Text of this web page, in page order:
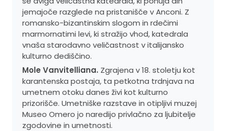
jemajoče razglede na pristanišče v Anconi. Z
romansko-bizantinskim slogom in rdečimi
marmornatimi levi, ki stražijo vhod, katedrala
vnaša starodavno veličastnost v italijansko
kulturno dediščino.
Mole Vanvitelliana. Zgrajena v 18. stoletju kot
karantenska postaja, ta petkotna trdnjava na
umetnem otoku danes živi kot kulturno
prizorišče. Umetniške razstave in otipljivi muzej
Museo Omero jo naredijo privlačno za ljubitelje
zgodovine in umetnosti.